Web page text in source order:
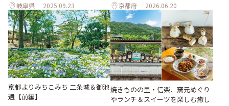
岐阜県 2025.09.23 京都府 2026.06.20
京都よりみちこみち 二条城＆御池
通【前編】
焼きものの里・信楽、窯元めぐり
やランチ＆スイーツを楽しむ癒し